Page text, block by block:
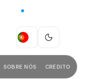
PT
SOBRE NÓS CRÉDITO